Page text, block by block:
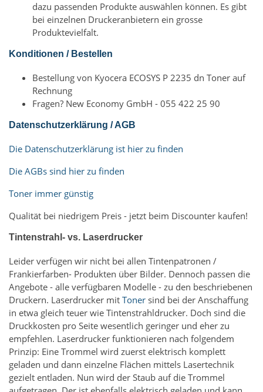
dazu passenden Produkte auswählen können. Es gibt
bei einzelnen Druckeranbietern ein grosse
Produktevielfalt.
Konditionen / Bestellen
Bestellung von Kyocera ECOSYS P 2235 dn Toner auf
Rechnung
Fragen? New Economy GmbH - 055 422 25 90
Datenschutzerklärung / AGB
Die Datenschutzerklärung ist hier zu finden
Die AGBs sind hier zu finden
Toner immer günstig
Qualität bei niedrigem Preis - jetzt beim Discounter kaufen!
Tintenstrahl- vs. Laserdrucker
Leider verfügen wir nicht bei allen Tintenpatronen /
Frankierfarben- Produkten über Bilder. Dennoch passen die
Angebote - alle verfügbaren Modelle - zu den beschriebenen
Druckern. Laserdrucker mit Toner sind bei der Anschaffung
in etwa gleich teuer wie Tintenstrahldrucker. Doch sind die
Druckkosten pro Seite wesentlich geringer und eher zu
empfehlen. Laserdrucker funktionieren nach folgendem
Prinzip: Eine Trommel wird zuerst elektrisch komplett
geladen und dann einzelne Flächen mittels Lasertechnik
gezielt entladen. Nun wird der Staub auf die Trommel